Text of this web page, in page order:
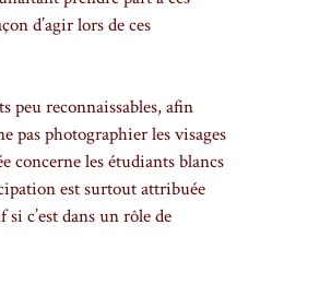
d’agir lors de ces
peu reconnaissables, afin
pas photographier les visages
concerne les étudiants blancs
est surtout attribuée
c’est dans un rôle de